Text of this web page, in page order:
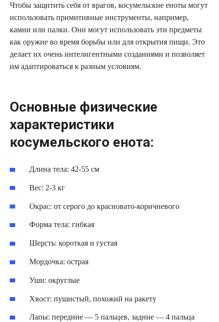
Чтобы защитить себя от врагов, косумельские еноты могут
использовать примитивные инструменты, например,
камни или палки. Они могут использовать эти предметы
как оружие во время борьбы или для открытия пищи. Это
делает их очень интелигентными созданиями и позволяет
им адаптироваться к разным условиям.
Основные физические
характеристики
косумельского енота:
Длина тела: 42-55 см
Вес: 2-3 кг
Окрас: от серого до красновато-коричневого
Форма тела: гибкая
Шерсть: короткая и густая
Мордочка: острая
Уши: округлые
Хвост: пушистый, похожий на ракету
Лапы: передние — 5 пальцев, задние — 4 пальца